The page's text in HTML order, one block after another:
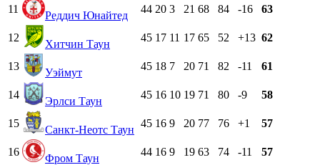
11
Реддич Юнайтед
44 20 3 21 68 84 -16 63
12
Хитчин Таун
45 17 11 17 65 52 +13 62
13
Уэймут
45 18 7 20 71 82 -11 61
14
Эрлси Таун
45 16 10 19 71 80 -9 58
15
Санкт-Неотс Таун
45 16 9 20 77 76 +1 57
16
Фром Таун
44 16 9 19 63 74 -11 57